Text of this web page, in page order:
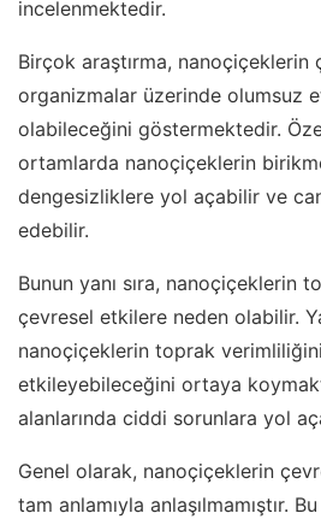
incelenmektedir.
Birçok araştırma, nanoçiçeklerin
organizmalar üzerinde olumsuz
olabileceğini göstermektedir.
ortamlarda nanoçiçeklerin
dengesizliklere yol açabilir ve
edebilir.
Bunun yanı sıra, nanoçiçeklerin
çevresel etkilere neden olabilir.
nanoçiçeklerin toprak
etkileyebileceğini ortaya
alanlarında ciddi sorunlara yol
Genel olarak, nanoçiçeklerin
tam anlamıyla anlaşılmamıştır.